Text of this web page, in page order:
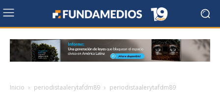
Inicio periodistaalerytafdm89 periodistaalerytafdm89